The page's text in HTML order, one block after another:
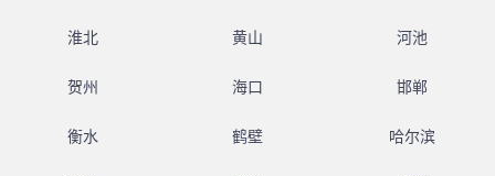
淮北 黄山 河池
贺州 海口 邯郸
衡水 鹤壁 哈尔滨